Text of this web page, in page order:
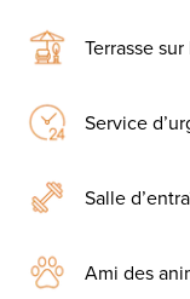
Terrasse
Service
Salle
Ami des